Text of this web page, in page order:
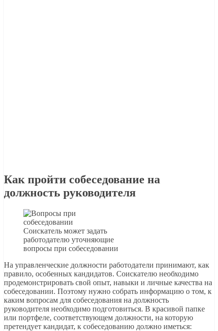
Как пройти собеседование на
должность руководителя
Соискатель может задать
работодателю уточняющие
вопросы при собеседовании
На управленческие должности работодатели принимают, как
правило, особенных кандидатов. Соискателю необходимо
продемонстрировать свой опыт, навыки и личные качества на
собеседовании. Поэтому нужно собрать информацию о том, к
каким вопросам для собеседования на должность
руководителя необходимо подготовиться. В красивой папке
или портфеле, соответствующем должности, на которую
претендует кандидат, к собеседованию должно иметься: